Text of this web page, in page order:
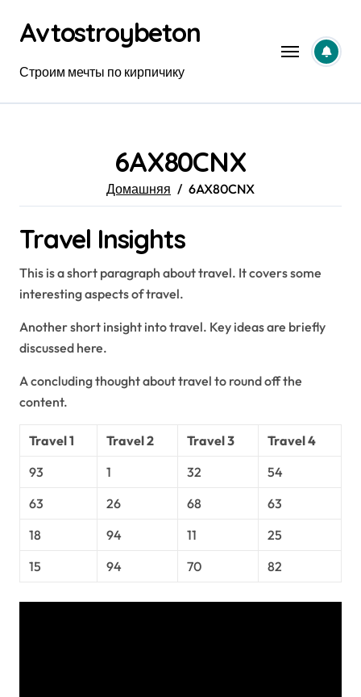
содержанию
Avtostroybeton
Строим мечты по кирпичику
6AX80CNX
Домашняя 6AX80CNX
Travel Insights
This is a short paragraph about travel. It covers some
interesting aspects of travel.
Another short insight into travel. Key ideas are briefly
discussed here.
A concluding thought about travel to round off the
content.
Travel 1 Travel 2 Travel 3
Travel 4
93
1 32
54
63
26 68
63
18
94 11
25
15
94 70 82